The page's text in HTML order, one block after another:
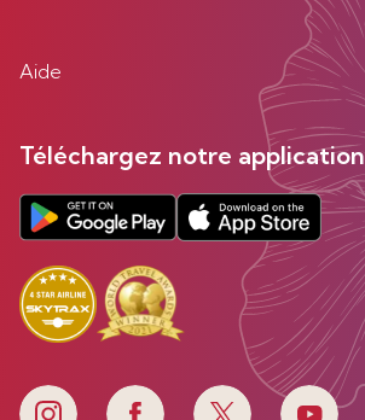
Aide
Téléchargez notre application